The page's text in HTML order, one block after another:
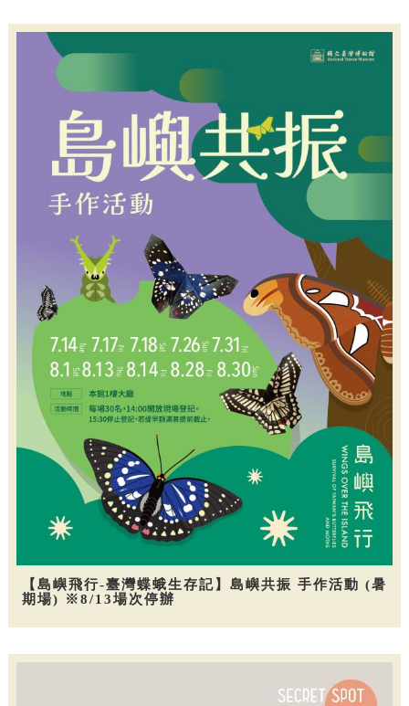
【島嶼飛行-臺灣蝶蛾生存記】島嶼共振 手作活動 (暑
期場) ※8/13場次停辦